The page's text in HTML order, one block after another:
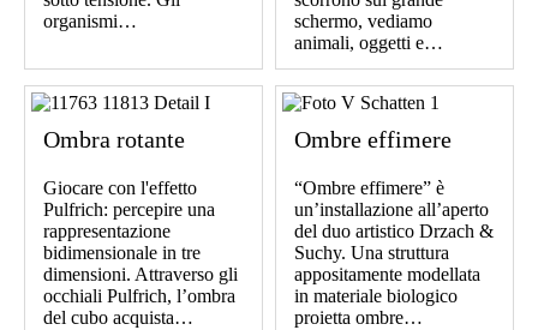
organismi…
schermo, vediamo
animali, oggetti e…
Ombra rotante
Giocare con l'effetto
Pulfrich: percepire una
rappresentazione
bidimensionale in tre
dimensioni. Attraverso gli
occhiali Pulfrich, l’ombra
del cubo acquista…
Ombre effimere
“Ombre effimere” è
un’installazione all’aperto
del duo artistico Drzach &
Suchy. Una struttura
appositamente modellata
in materiale biologico
proietta ombre…